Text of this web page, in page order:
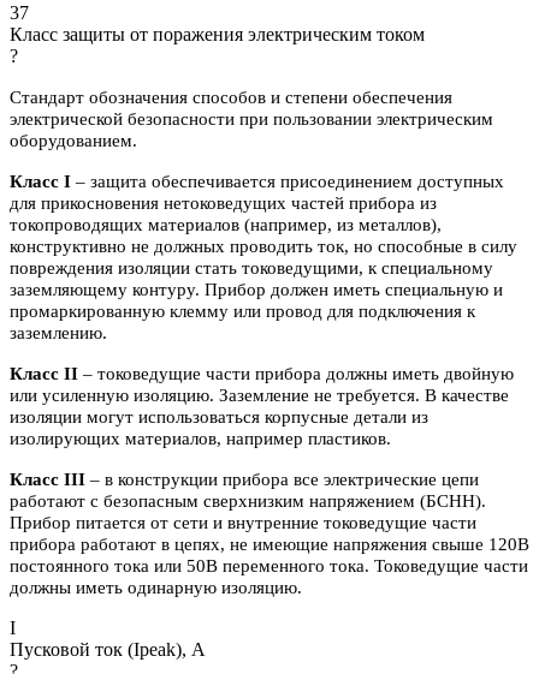
37
Класс защиты от поражения электрическим током
?
Стандарт обозначения способов и степени обеспечения
электрической безопасности при пользовании электрическим
оборудованием.
Класс I – защита обеспечивается присоединением доступных
для прикосновения нетоковедущих частей прибора из
токопроводящих материалов (например, из металлов),
конструктивно не должных проводить ток, но способные в силу
повреждения изоляции стать токоведущими, к специальному
заземляющему контуру. Прибор должен иметь специальную и
промаркированную клемму или провод для подключения к
заземлению.
Класс II – токоведущие части прибора должны иметь двойную
или усиленную изоляцию. Заземление не требуется. В качестве
изоляции могут использоваться корпусные детали из
изолирующих материалов, например пластиков.
Класс III – в конструкции прибора все электрические цепи
работают с безопасным сверхнизким напряжением (БСНН).
Прибор питается от сети и внутренние токоведущие части
прибора работают в цепях, не имеющие напряжения свыше 120В
постоянного тока или 50В переменного тока. Токоведущие части
должны иметь одинарную изоляцию.
I
Пусковой ток (Ipeak), A